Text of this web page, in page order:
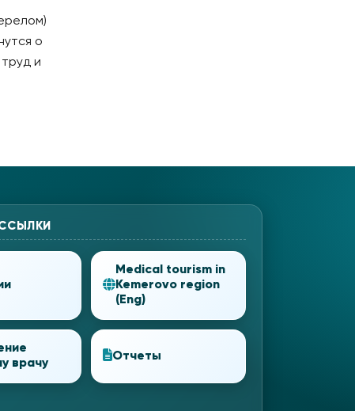
о
и
Medical tourism in
Kemerovo region
(Eng)
врачу
Отчеты